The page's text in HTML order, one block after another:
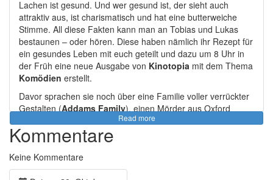
Lachen ist gesund. Und wer gesund ist, der sieht auch
attraktiv aus, ist charismatisch und hat eine butterweiche
Stimme. All diese Fakten kann man an Tobias und Lukas
bestaunen – oder hören. Diese haben nämlich ihr Rezept für
ein gesundes Leben mit euch geteilt und dazu um 8 Uhr in
der Früh eine neue Ausgabe von Kinotopia mit dem Thema
Komödien erstellt.
Davor sprachen sie noch über eine Familie voller verrückter
Gestalten (Addams Family), einen Mörder aus Oxford
), die Vorzüge der Amnesie (
und während die Beiden noch einen Fluchtplan schmiedeten
(Escape from Alcatraz), gestand Lukas nebenher noch
seine Liebe für menschliches Fleisch (
Tobias konnte Lukas‘ Geschmack allerdings nicht viel
Read more
Kommentare
Keine Kommentare